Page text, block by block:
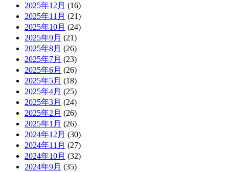
2025年12月 (16)
2025年11月 (21)
2025年10月 (24)
2025年9月 (21)
2025年8月 (26)
2025年7月 (23)
2025年6月 (26)
2025年5月 (18)
2025年4月 (25)
2025年3月 (24)
2025年2月 (26)
2025年1月 (26)
2024年12月 (30)
2024年11月 (27)
2024年10月 (32)
2024年9月 (35)